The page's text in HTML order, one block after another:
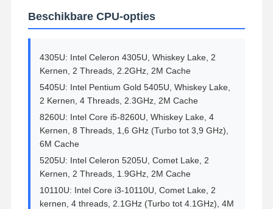
Beschikbare CPU-opties
4305U: Intel Celeron 4305U, Whiskey Lake, 2
Kernen, 2 Threads, 2.2GHz, 2M Cache
5405U: Intel Pentium Gold 5405U, Whiskey Lake,
2 Kernen, 4 Threads, 2.3GHz, 2M Cache
8260U: Intel Core i5-8260U, Whiskey Lake, 4
Kernen, 8 Threads, 1,6 GHz (Turbo tot 3,9 GHz),
6M Cache
5205U: Intel Celeron 5205U, Comet Lake, 2
Kernen, 2 Threads, 1.9GHz, 2M Cache
10110U: Intel Core i3-10110U, Comet Lake, 2
kernen, 4 threads, 2.1GHz (Turbo tot 4.1GHz), 4M